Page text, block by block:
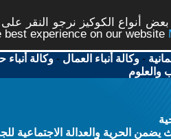
أنواع الكوكيز نرجو النقر
experience on our website
-وكالة أنباء العمال -وكالة
والعلوم
الحرية والعدالة الاجتماعية